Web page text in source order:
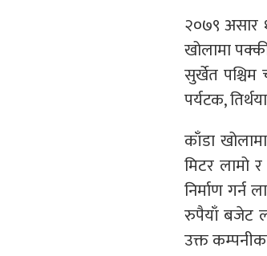
२०७९ असार
खोलामा
सुर्खेत
पर्यटक,
काँडा
मिटर लामो
निर्माण गर्न
रुपैयाँ बजेट
उक्त